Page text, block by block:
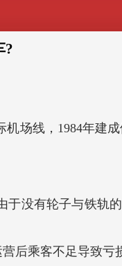
?
场线，1984年建成
没有轮子与铁轨
乘客不足导致亏